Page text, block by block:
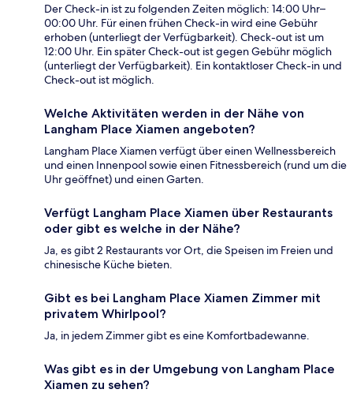
Der Check-in ist zu folgenden Zeiten möglich: 14:00 Uhr–
00:00 Uhr. Für einen frühen Check-in wird eine Gebühr
erhoben (unterliegt der Verfügbarkeit). Check-out ist um
12:00 Uhr. Ein später Check-out ist gegen Gebühr möglich
(unterliegt der Verfügbarkeit). Ein kontaktloser Check-in und
Check-out ist möglich.
Welche Aktivitäten werden in der Nähe von
Langham Place Xiamen angeboten?
Langham Place Xiamen verfügt über einen Wellnessbereich
und einen Innenpool sowie einen Fitnessbereich (rund um die
Uhr geöffnet) und einen Garten.
Verfügt Langham Place Xiamen über Restaurants
oder gibt es welche in der Nähe?
Ja, es gibt 2 Restaurants vor Ort, die Speisen im Freien und
chinesische Küche bieten.
Gibt es bei Langham Place Xiamen Zimmer mit
privatem Whirlpool?
Ja, in jedem Zimmer gibt es eine Komfortbadewanne.
Was gibt es in der Umgebung von Langham Place
Xiamen zu sehen?